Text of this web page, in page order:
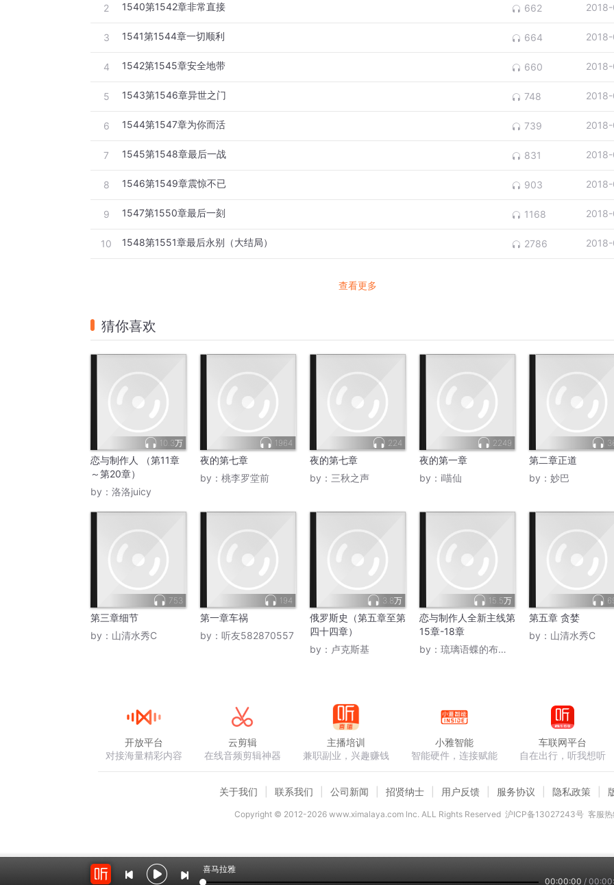
2 1540第1542章非常直接 662
3 1541第1544章一切顺利 664
4 1542第1545章安全地带 660
5 1543第1546章异世之门 748
6 1544第1547章为你而活 739
7 1545第1548章最后一战 831
8 1546第1549章震惊不已 903
9 1547第1550章最后一刻 1168
10 1548第1551章最后永别（大结局） 2786
查看更多
猜你喜欢
10.3万
恋与制作人 （第11章
～第20章）
by： 洛洛juicy
1964
夜的第七章
by： 桃李罗堂前
224
夜的第七章
by： 三秋之声
2249
夜的第一章
by： i喵仙
第二章正道
by： 妙巴
753
第三章细节
by： 山清水秀C
194
第一章车祸
by： 听友582870557
3.8万
俄罗斯史（第五章至第
四十四章）
by： 卢克斯基
15.5万
恋与制作人全新主线第
15章-18章
by： 琉璃语蝶的布偶猫
第五章 贪婪
by： 山清水秀C
喜马拉雅
00:00:00 /
开放平台
对接海量精彩内容
云剪辑
在线音频剪辑神器
主播培训
兼职副业，兴趣赚钱
小雅智能
智能硬件，连接赋能
车联网平台
自在出行，听我想听
关于我们 联系我们 公司新闻 招贤纳士 用户反馈 服务协议 隐私政策
Copyright © 2012-2026www.ximalaya.com lnc. ALL Rights Reserved 沪ICP备13027243号 客服